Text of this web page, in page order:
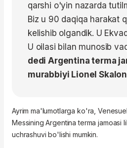
qarshi o'yin nazarda
Biz u 90 daqiqa harakat
kelishib olgandik. U
U oilasi bilan munosib
dedi Argentina terma
murabbiyi Lionel
Ayrim ma'lumotlarga ko'ra,
Messining Argentina terma jamoasi
uchrashuvi bo'lishi mumkin.